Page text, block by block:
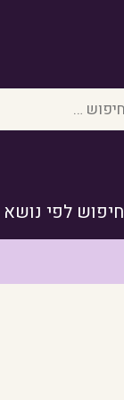
חיפוש לפי נושא